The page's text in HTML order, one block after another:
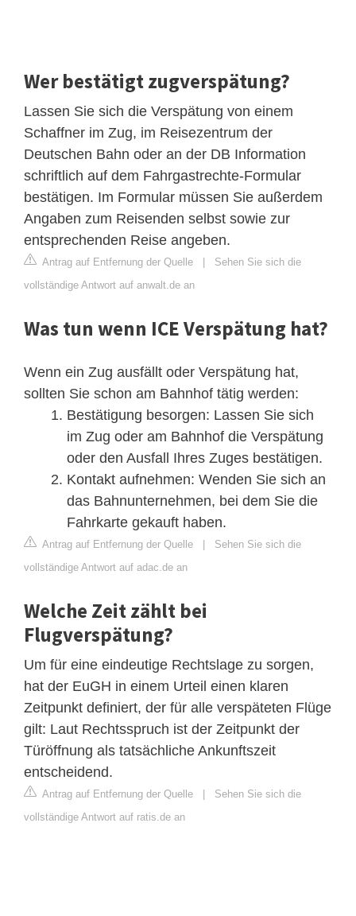
Wer bestätigt zugverspätung?
Lassen Sie sich die Verspätung von einem
Schaffner im Zug, im Reisezentrum der
Deutschen Bahn oder an der DB Information
schriftlich auf dem Fahrgastrechte-Formular
bestätigen. Im Formular müssen Sie außerdem
Angaben zum Reisenden selbst sowie zur
entsprechenden Reise angeben.
Antrag auf Entfernung der Quelle | Sehen Sie sich die
vollständige Antwort auf anwalt.de an
Was tun wenn ICE Verspätung hat?
Wenn ein Zug ausfällt oder Verspätung hat,
sollten Sie schon am Bahnhof tätig werden:
Bestätigung besorgen: Lassen Sie sich
im Zug oder am Bahnhof die Verspätung
oder den Ausfall Ihres Zuges bestätigen.
Kontakt aufnehmen: Wenden Sie sich an
das Bahnunternehmen, bei dem Sie die
Fahrkarte gekauft haben.
Antrag auf Entfernung der Quelle | Sehen Sie sich die
vollständige Antwort auf adac.de an
Welche Zeit zählt bei
Flugverspätung?
Um für eine eindeutige Rechtslage zu sorgen,
hat der EuGH in einem Urteil einen klaren
Zeitpunkt definiert, der für alle verspäteten Flüge
gilt: Laut Rechtsspruch ist der Zeitpunkt der
Türöffnung als tatsächliche Ankunftszeit
entscheidend.
Antrag auf Entfernung der Quelle | Sehen Sie sich die
vollständige Antwort auf ratis.de an